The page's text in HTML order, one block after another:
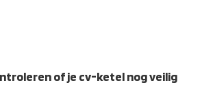
of je cv-ketel nog veilig